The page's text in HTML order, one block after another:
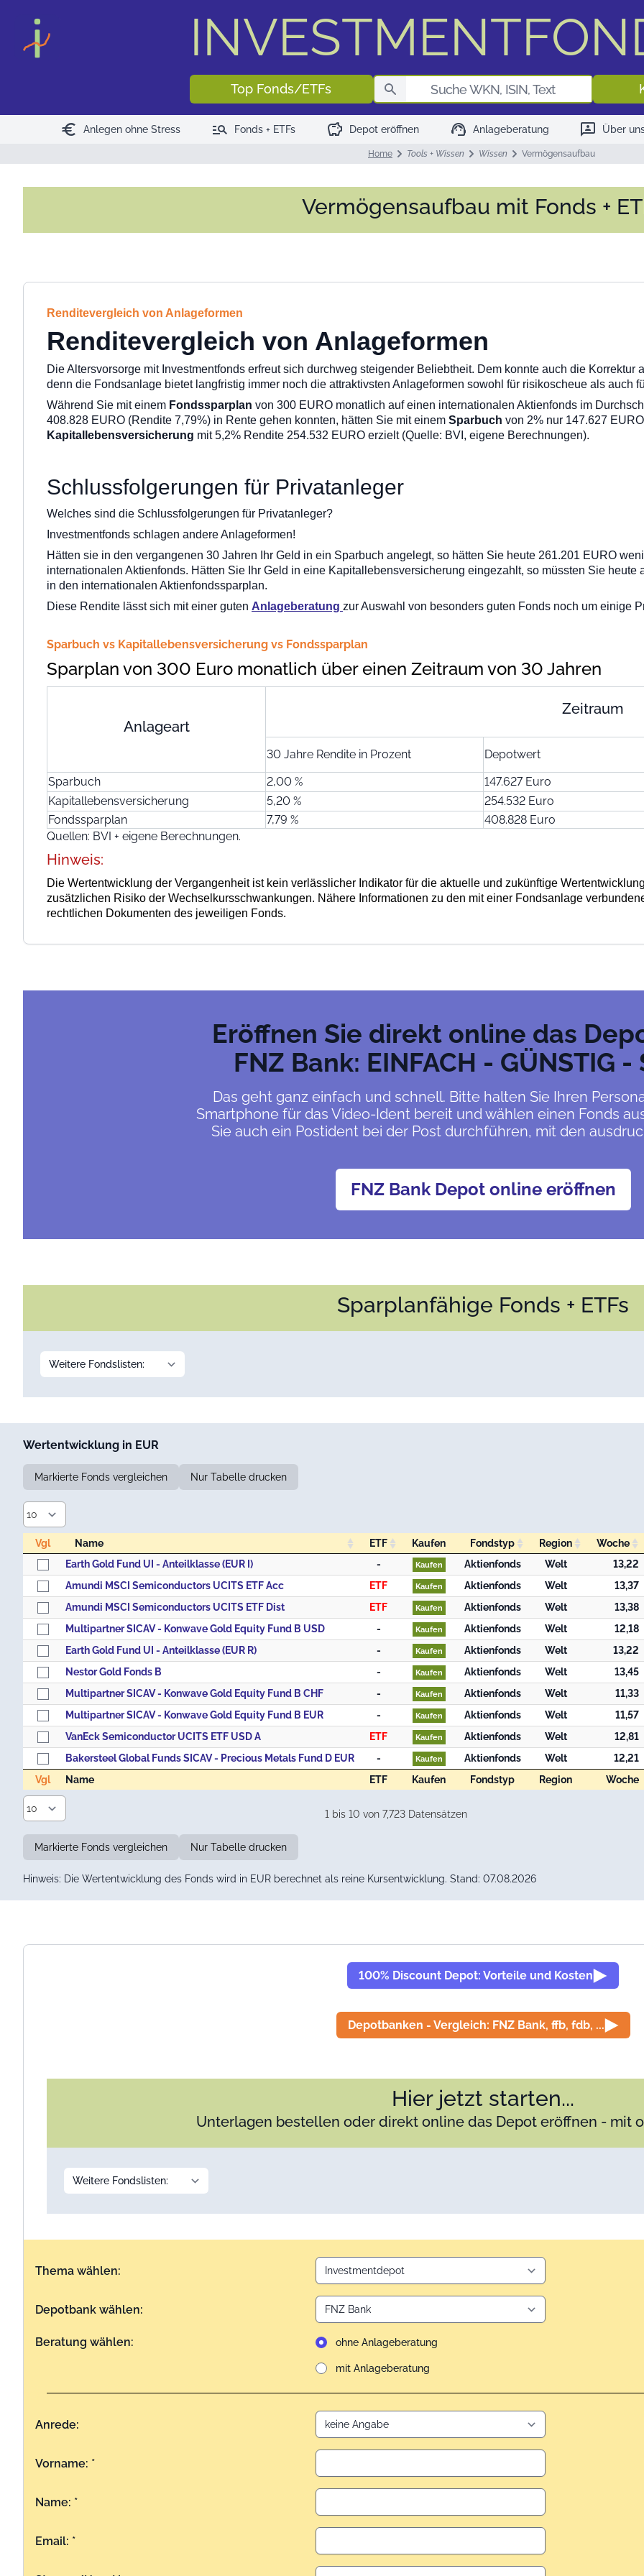
Top Fonds/ETFs
euro Anlegen ohne Stress manage_search Fonds + ETFs savings Depot eröffnen support_agent Anlageberatung 3p Über
Home Tools + Wissen Wissen Vermögensaufbau
Vermögensaufbau mit Fonds +
Renditevergleich von Anlageformen
Renditevergleich von Anlageformen
Die Altersvorsorge mit Investmentfonds erfreut sich durchweg steigender Beliebtheit. Dem konnte auch die Korrektur
denn die Fondsanlage bietet langfristig immer noch die attraktivsten Anlageformen sowohl für risikoscheue als auch
Während Sie mit einem Fondssparplan von 300 EURO monatlich auf einen internationalen Aktienfonds im
408.828 EURO (Rendite 7,79%) in Rente gehen konnten, hätten Sie mit einem Sparbuch von 2% nur 147.627
Kapitallebensversicherung mit 5,2% Rendite 254.532 EURO erzielt (Quelle: BVI, eigene Berechnungen).
Schlussfolgerungen für Privatanleger
Welches sind die Schlussfolgerungen für Privatanleger?
Investmentfonds schlagen andere Anlageformen!
Hätten sie in den vergangenen 30 Jahren Ihr Geld in ein Sparbuch angelegt, so hätten Sie heute 261.201 EURO
internationalen Aktienfonds. Hätten Sie Ihr Geld in eine Kapitallebensversicherung eingezahlt, so müssten Sie
in den internationalen Aktienfondssparplan.
Diese Rendite lässt sich mit einer guten Anlageberatung zur Auswahl von besonders guten Fonds noch um einige
Sparbuch vs Kapitallebensversicherung vs Fondssparplan
Sparplan von 300 Euro monatlich über einen Zeitraum von 30 Jahren
Anlageart
Zeitraum
30 Jahre Rendite in Prozent Depotwert
Sparbuch
2,00 % 147.627 Euro
Kapitallebensversicherung
5,20 % 254.532 Euro
Fondssparplan
7,79 % 408.828 Euro
Quellen: BVI + eigene Berechnungen.
Hinweis:
Die Wertentwicklung der Vergangenheit ist kein verlässlicher Indikator für die aktuelle und zukünftige
zusätzlichen Risiko der Wechselkursschwankungen. Nähere Informationen zu den mit einer Fondsanlage
rechtlichen Dokumenten des jeweiligen Fonds.
Eröffnen Sie direkt online das
FNZ Bank: EINFACH - GÜNSTIG -
Das geht ganz einfach und schnell. Bitte halten Sie Ihren
Smartphone für das Video-Ident bereit und wählen einen Fonds
Sie auch ein Postident bei der Post durchführen, mit den
FNZ Bank Depot online eröffnen
Sparplanfähige Fonds + ETFs
Wertentwicklung in EUR
Markierte Fonds vergleichen Nur Tabelle drucken
Vgl Name ETF Kaufen Fondstyp Region Woche
Vgl
Name Kaufen Fondstyp Region Woche
Vgl Name ETF Kaufen Fondstyp Region Woche
Earth Gold Fund UI - Anteilklasse (EUR I) - Kaufen Aktienfonds Welt 13,22
Amundi MSCI Semiconductors UCITS ETF Acc
ETF Kaufen Aktienfonds Welt 13,37
Amundi MSCI Semiconductors UCITS ETF Dist
ETF Kaufen Aktienfonds Welt 13,38
Multipartner SICAV - Konwave Gold Equity Fund B USD
- Kaufen Aktienfonds Welt 12,18
Earth Gold Fund UI - Anteilklasse (EUR R)
- Kaufen Aktienfonds Welt 13,22
Nestor Gold Fonds B
- Kaufen Aktienfonds Welt 13,45
Multipartner SICAV - Konwave Gold Equity Fund B CHF
- Kaufen Aktienfonds Welt 11,33
Multipartner SICAV - Konwave Gold Equity Fund B EUR
- Kaufen Aktienfonds Welt 11,57
VanEck Semiconductor UCITS ETF USD A
ETF Kaufen Aktienfonds Welt 12,81
Bakersteel Global Funds SICAV - Precious Metals Fund D EUR
- Kaufen Aktienfonds Welt 12,21
Vgl
Name ETF Kaufen Fondstyp Region Woche
1 bis 10 von 7,723 Datensätzen
Markierte Fonds vergleichen Nur Tabelle drucken
Hinweis: Die Wertentwicklung des Fonds wird in EUR berechnet als reine Kursentwicklung. Stand: 07.08.2026
100% Discount Depot: Vorteile und Kosten
Depotbanken - Vergleich: FNZ Bank, ffb, fdb, ...
Hier jetzt starten...
Unterlagen bestellen oder direkt online das Depot eröffnen - mit
Thema wählen:
Depotbank wählen:
Beratung wählen: ohne Anlageberatung
mit Anlageberatung
Anrede:
Vorname: *
Name: *
Email: *